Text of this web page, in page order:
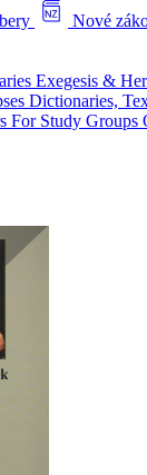
Nové
Exegesis &
Dictionaries,
For Study Groups